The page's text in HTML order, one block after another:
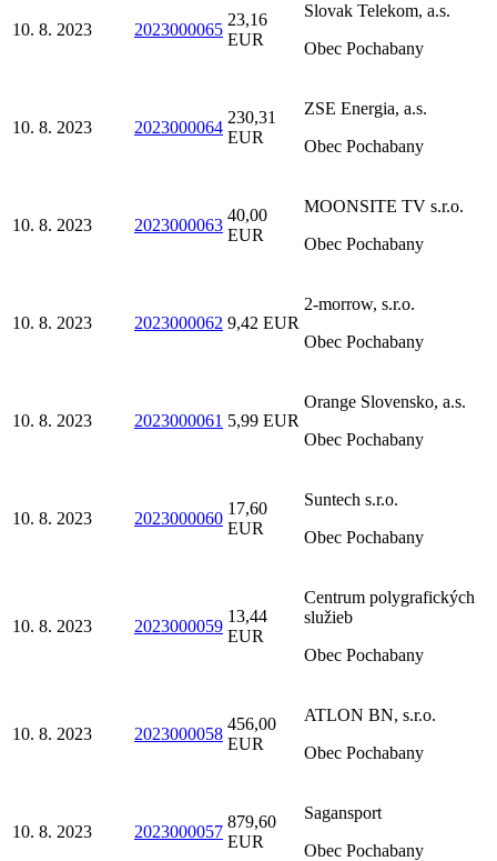
10. 8. 2023 2023000065
23,16
EUR
Slovak Telekom, a.s.
Obec Pochabany
10. 8. 2023 2023000064
230,31
EUR
ZSE Energia, a.s.
Obec Pochabany
10. 8. 2023 2023000063
40,00
EUR
MOONSITE TV s.r.o.
Obec Pochabany
10. 8. 2023 2023000062 9,42 EUR
2-morrow, s.r.o.
Obec Pochabany
10. 8. 2023 2023000061 5,99 EUR
Orange Slovensko, a.s.
Obec Pochabany
10. 8. 2023 2023000060
17,60
EUR
Suntech s.r.o.
Obec Pochabany
10. 8. 2023 2023000059
13,44
EUR
Centrum polygrafických
služieb
Obec Pochabany
10. 8. 2023 2023000058
456,00
EUR
ATLON BN, s.r.o.
Obec Pochabany
10. 8. 2023 2023000057
879,60
EUR
Sagansport
Obec Pochabany